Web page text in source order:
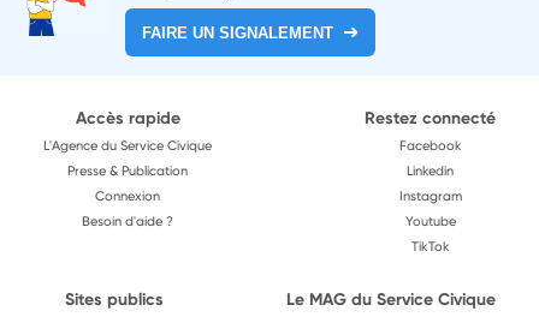
FAIRE UN SIGNALEMENT
Accès rapide
L'Agence du Service Civique
Presse & Publication
Connexion
Besoin d'aide ?
Restez connecté
Facebook
Linkedin
Instagram
Youtube
TikTok
Sites publics Le MAG du Service Civique